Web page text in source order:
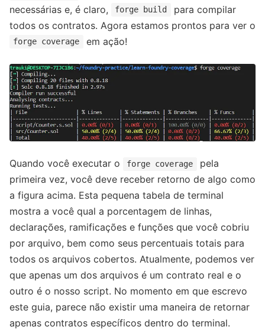
necessárias e, é claro,
forge build
para compilar
todos os contratos. Agora estamos prontos para ver o
forge coverage em ação!
Quando você executar o forge coverage
pela
primeira vez, você deve receber retorno de algo como
a figura acima. Esta pequena tabela de terminal
mostra a você qual a porcentagem de linhas,
declarações, ramificações e funções que você cobriu
por arquivo, bem como seus percentuais totais para
todos os arquivos cobertos. Atualmente, podemos ver
que apenas um dos arquivos é um contrato real e o
outro é o nosso script. No momento em que escrevo
este guia, parece não existir uma maneira de retornar
apenas contratos específicos dentro do terminal.